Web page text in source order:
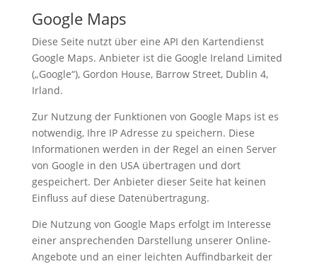
Google Maps
Diese Seite nutzt über eine API den Kartendienst
Google Maps. Anbieter ist die Google Ireland Limited
(„Google“), Gordon House, Barrow Street, Dublin 4,
Irland.
Zur Nutzung der Funktionen von Google Maps ist es
notwendig, Ihre IP Adresse zu speichern. Diese
Informationen werden in der Regel an einen Server
von Google in den USA übertragen und dort
gespeichert. Der Anbieter dieser Seite hat keinen
Einfluss auf diese Datenübertragung.
Die Nutzung von Google Maps erfolgt im Interesse
einer ansprechenden Darstellung unserer Online-
Angebote und an einer leichten Auffindbarkeit der